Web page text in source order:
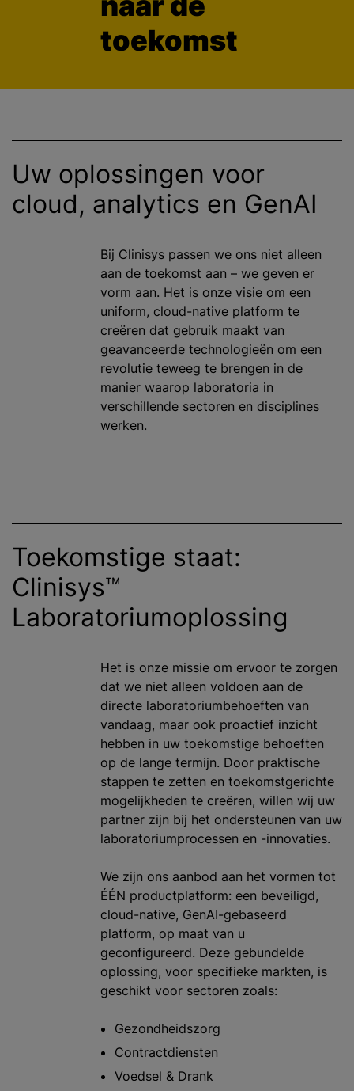
toekomst
Uw oplossingen voor
cloud, analytics en GenAI
Bij Clinisys passen we ons niet alleen
aan de toekomst aan – we geven er
vorm aan. Het is onze visie om een
uniform, cloud-native platform te
creëren dat gebruik maakt van
geavanceerde technologieën om een
revolutie teweeg te brengen in de
manier waarop laboratoria in
verschillende sectoren en disciplines
werken.
Toekomstige staat:
Clinisys™
Laboratoriumoplossing
Het is onze missie om ervoor te zorgen
dat we niet alleen voldoen aan de
directe laboratoriumbehoeften van
vandaag, maar ook proactief inzicht
hebben in uw toekomstige behoeften
op de lange termijn. Door praktische
stappen te zetten en toekomstgerichte
mogelijkheden te creëren, willen wij uw
partner zijn bij het ondersteunen van uw
laboratoriumprocessen en -innovaties.
We zijn ons aanbod aan het vormen tot
ÉÉN productplatform: een beveiligd,
cloud-native, GenAI-gebaseerd
platform, op maat van u
geconfigureerd. Deze gebundelde
oplossing, voor specifieke markten, is
geschikt voor sectoren zoals:
Gezondheidszorg
Contractdiensten
Voedsel & Drank